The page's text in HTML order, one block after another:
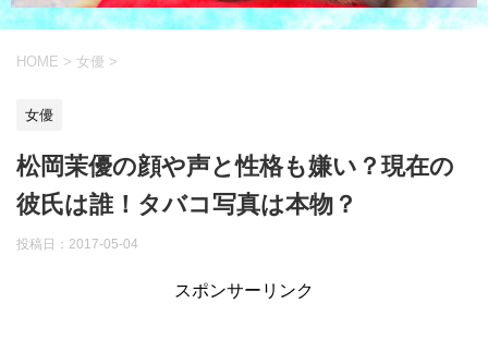
HOME > 女優 >
女優
松岡茉優の顔や声と性格も嫌い？現在の
彼氏は誰！タバコ写真は本物？
投稿日： 2017-05-04
スポンサーリンク